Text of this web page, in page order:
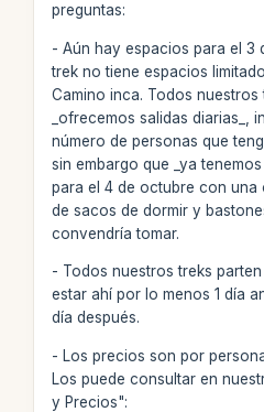
preguntas:
- Aún hay espacios para el 3
trek no tiene espacios
Camino inca. Todos
_ofrecemos salidas diarias_,
número de personas que
sin embargo que _ya
para el 4 de octubre con una
de sacos de dormir y
convendría tomar.
- Todos nuestros treks
estar ahí por lo menos 1 día
día después.
- Los precios son por
Los puede consultar en
y Precios":